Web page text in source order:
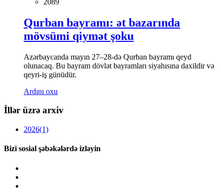
2089
Qurban bayramı: ət bazarında
mövsümi qiymət şoku
Azərbaycanda mayın 27–28-də Qurban bayramı qeyd
olunacaq. Bu bayram dövlət bayramları siyahısına daxildir və
qeyri-iş günüdür.
Ardını oxu
İllər üzrə arxiv
2026(1)
Bizi sosial şəbəkələrdə izləyin